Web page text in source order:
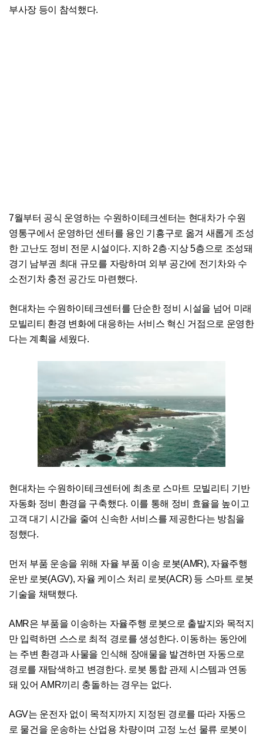
부사장 등이 참석했다.
7월부터 공식 운영하는 수원하이테크센터는 현대차가 수원
영통구에서 운영하던 센터를 용인 기흥구로 옮겨 새롭게 조성
한 고난도 정비 전문 시설이다. 지하 2층·지상 5층으로 조성돼
경기 남부권 최대 규모를 자랑하며 외부 공간에 전기차와 수
소전기차 충전 공간도 마련했다.
현대차는 수원하이테크센터를 단순한 정비 시설을 넘어 미래
모빌리티 환경 변화에 대응하는 서비스 혁신 거점으로 운영한
다는 계획을 세웠다.
현대차는 수원하이테크센터에 최초로 스마트 모빌리티 기반
자동화 정비 환경을 구축했다. 이를 통해 정비 효율을 높이고
고객 대기 시간을 줄여 신속한 서비스를 제공한다는 방침을
정했다.
먼저 부품 운송을 위해 자율 부품 이송 로봇(AMR), 자율주행
운반 로봇(AGV), 자율 케이스 처리 로봇(ACR) 등 스마트 로봇
기술을 채택했다.
AMR은 부품을 이송하는 자율주행 로봇으로 출발지와 목적지
만 입력하면 스스로 최적 경로를 생성한다. 이동하는 동안에
는 주변 환경과 사물을 인식해 장애물을 발견하면 자동으로
경로를 재탐색하고 변경한다. 로봇 통합 관제 시스템과 연동
돼 있어 AMR끼리 충돌하는 경우는 없다.
AGV는 운전자 없이 목적지까지 지정된 경로를 따라 자동으
로 물건을 운송하는 산업용 차량이며 고정 노선 물류 로봇이